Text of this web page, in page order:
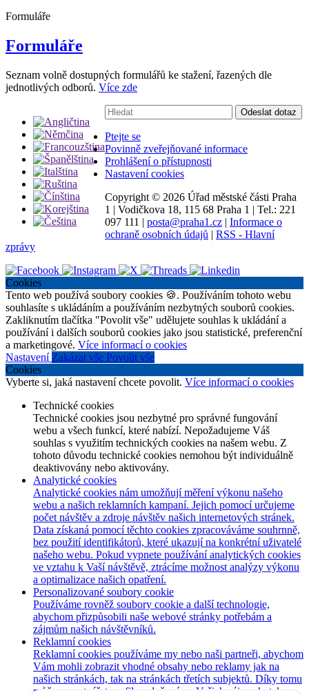
Formuláře
Formuláře
Seznam volně dostupných formulářů ke stažení, řazených dle
jednotlivých odborů. Více zde
Vyhledávání:
Odeslat dotaz
Ptejte se
Povinně zveřejňované informace
Prohlášení o přístupnosti
Nastavení cookies
Copyright © 2026 Úřad městské části Praha
1 | Vodičkova 18, 115 68 Praha 1 | Tel.: 221
097 111 | posta@praha1.cz | Informace o
ochraně osobních údajů | RSS - Hlavní
zprávy
Cookies
Tento web používá soubory cookies 🍪. Používáním tohoto webu
souhlasíte s ukládáním a používáním nezbytných souborů cookies.
Zakliknutím tlačítka "Povolit vše" udělujete souhlas k ukládání a
používání i dalších souborů cookies jako jsou statistické, preferenční
a marketingové. Více informací o cookies
Nastavení Zakázat vše Povolit vše
Cookies
Vyberte si, jaká nastavení chcete povolit. Více informací o cookies
Technické cookies
Technické cookies jsou nezbytné pro správné fungování
webu a všech funkcí, které nabízí. Nepožadujeme Váš
souhlas s využitím technických cookies na našem webu. Z
tohoto důvodu technické cookies nemohou být individuálně
deaktivovány nebo aktivovány.
Analytické cookies
Analytické cookies nám umožňují měření výkonu našeho
webu a našich reklamních kampaní. Jejich pomocí určujeme
počet návštěv a zdroje návštěv našich internetových stránek.
Data získaná pomocí těchto cookies zpracováváme souhrnně,
bez použití identifikátorů, které ukazují na konkrétní uživatelé
našeho webu. Pokud vypnete používání analytických cookies
ve vztahu k Vaší návštěvě, ztrácíme možnost analýzy výkonu
a optimalizace našich opatření.
Personalizované soubory cookie
Používáme rovněž soubory cookie a další technologie,
abychom přizpůsobili naše webové stránky potřebám a
zájmům našich návštěvníků.
Reklamní cookies
Reklamní cookies používáme my nebo naši partneři, abychom
Vám mohli zobrazit vhodné obsahy nebo reklamy jak na
našich stránkách, tak na stránkách třetích subjektů. Díky tomu
můžeme vytvářet profily založené na Vašich zájmech, tak